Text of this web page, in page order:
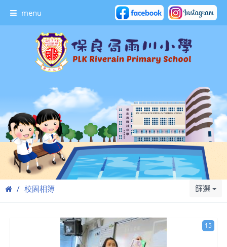
menu
校園相簿 篩選
15